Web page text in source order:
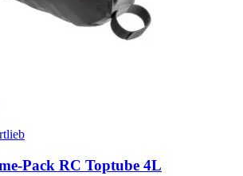
Pack RC Toptube 4L